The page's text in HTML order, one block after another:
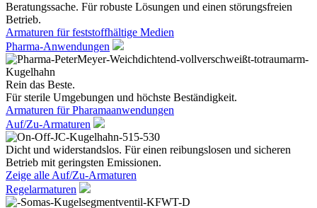
Beratungssache. Für robuste Lösungen und einen störungsfreien
Betrieb.
Armaturen für feststoffhältige Medien
Pharma-Anwendungen
Rein das Beste.
Für sterile Umgebungen und höchste Beständigkeit.
Armaturen für Pharamaanwendungen
Auf/Zu-Armaturen
Dicht und widerstandslos. Für einen reibungslosen und sicheren
Betrieb mit geringsten Emissionen.
Zeige alle Auf/Zu-Armaturen
Regelarmaturen